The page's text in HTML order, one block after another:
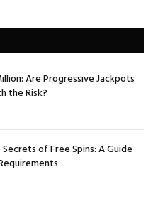
Are Progressive Jackpots
the Risk?
of Free Spins: A Guide